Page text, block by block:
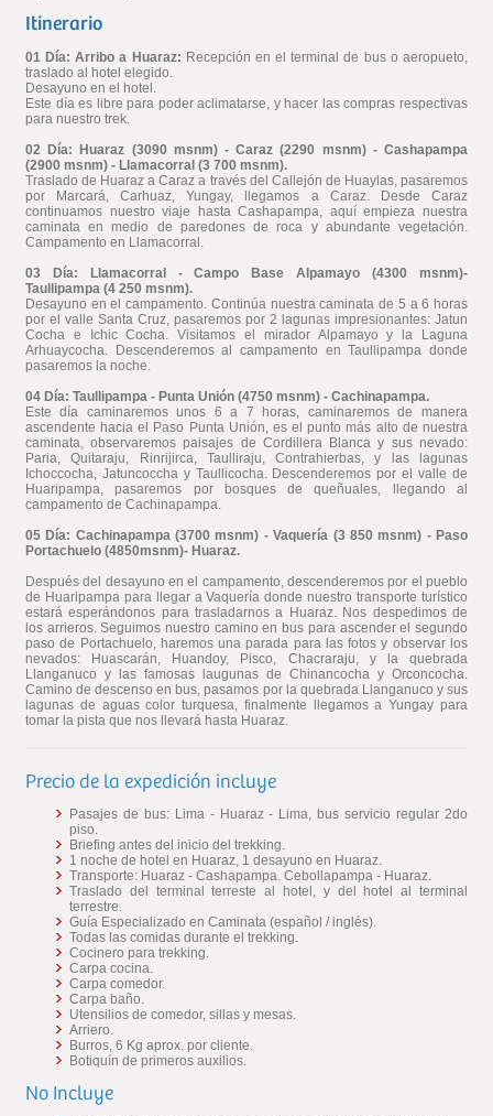
Itinerario
01 Día: Arribo a Huaraz: Recepción en el terminal de bus o aeropueto,
traslado al hotel elegido.
Desayuno en el hotel.
Este día es libre para poder aclimatarse, y hacer las compras respectivas
para nuestro trek.
02 Día: Huaraz (3090 msnm) - Caraz (2290 msnm) - Cashapampa
(2900 msnm) - Llamacorral (3 700 msnm).
Traslado de Huaraz a Caraz a través del Callejón de Huaylas, pasaremos
por Marcará, Carhuaz, Yungay, llegamos a Caraz. Desde Caraz
continuamos nuestro viaje hasta Cashapampa, aquí empieza nuestra
caminata en medio de paredones de roca y abundante vegetación.
Campamento en Llamacorral.
03 Día: Llamacorral - Campo Base Alpamayo (4300 msnm)-
Taullipampa (4 250 msnm).
Desayuno en el campamento. Continúa nuestra caminata de 5 a 6 horas
por el valle Santa Cruz, pasaremos por 2 lagunas impresionantes: Jatun
Cocha e Ichic Cocha. Visitamos el mirador Alpamayo y la Laguna
Arhuaycocha. Descenderemos al campamento en Taullipampa donde
pasaremos la noche.
04 Día: Taullipampa - Punta Unión (4750 msnm) - Cachinapampa.
Este día caminaremos unos 6 a 7 horas, caminaremos de manera
ascendente hacia el Paso Punta Unión, es el punto más alto de nuestra
caminata, observaremos paisajes de Cordillera Blanca y sus nevado:
Paria, Quitaraju, Rinrijirca, Taulliraju, Contrahierbas, y las lagunas
Ichoccocha, Jatuncoccha y Taullicocha. Descenderemos por el valle de
Huaripampa, pasaremos por bosques de queñuales, llegando al
campamento de Cachinapampa.
05 Día: Cachinapampa (3700 msnm) - Vaquería (3 850 msnm) - Paso
Portachuelo (4850msnm)- Huaraz.
Después del desayuno en el campamento, descenderemos por el pueblo
de Huaripampa para llegar a Vaquería donde nuestro transporte turístico
estará esperándonos para trasladarnos a Huaraz. Nos despedimos de
los arrieros. Seguimos nuestro camino en bus para ascender el segundo
paso de Portachuelo, haremos una parada para las fotos y observar los
nevados: Huascarán, Huandoy, Pisco, Chacraraju, y la quebrada
Llanganuco y las famosas laugunas de Chinancocha y Orconcocha.
Camino de descenso en bus, pasamos por la quebrada Llanganuco y sus
lagunas de aguas color turquesa, finalmente llegamos a Yungay para
tomar la pista que nos llevará hasta Huaraz.
Precio de la expedición incluye
Pasajes de bus: Lima - Huaraz - Lima, bus servicio regular 2do
piso.
Briefing antes del inicio del trekking.
1 noche de hotel en Huaraz, 1 desayuno en Huaraz.
Transporte: Huaraz - Cashapampa. Cebollapampa - Huaraz.
Traslado del terminal terreste al hotel, y del hotel al terminal
terrestre.
Guía Especializado en Caminata (español / inglés).
Todas las comidas durante el trekking.
Cocinero para trekking.
Carpa cocina.
Carpa comedor.
Carpa baño.
Utensilios de comedor, sillas y mesas.
Arriero.
Burros, 6 Kg aprox. por cliente.
Botiquín de primeros auxilios.
No Incluye